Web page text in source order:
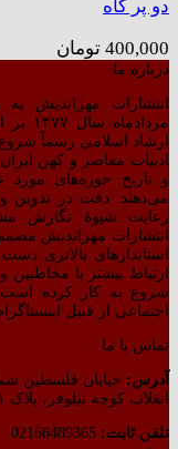
دو پر کاه
400,000 تومان
درباره ما
انتشارات مهراندیش
ارشاد اسلامی رسماً شروع
ادبیات معاصر و کهن
و تاریخ حوزه‌های مورد
می‌دهند. دقت در تدوین
رعایت شیوهٔ نگارش
انتشارات مهراندیش
ارتباط بیشتر با
شروع به کار کرده
اجتماعی از قبیل
تماس با ما
آدرس: خیابان فلسطین
انقلاب کوچه نیلوفر، پلاک ۱
تلفن ثابت: